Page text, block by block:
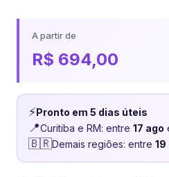
A partir de
R$ 694,00
⚡Pronto em 5 dias úteis
📍Curitiba e RM: entre 17 ago
🇧🇷Demais regiões: entre 19